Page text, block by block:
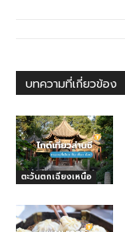
o
o
k
g
er
บทความที่เกี่ยวข้อง
ตะวันตกเฉียงเหนือ